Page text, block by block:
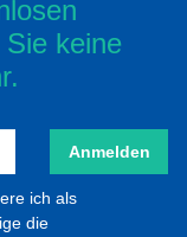
keine
Anmelden
ich als
die